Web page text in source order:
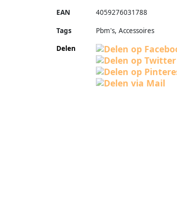
EAN 4059276031788
Tags
Pbm's, Accessoires
Delen